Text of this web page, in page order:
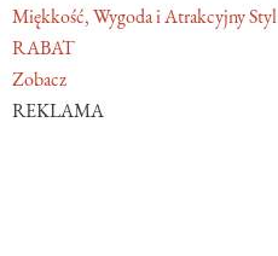
Miękkość, Wygoda i Atrakcyjny Styl
RABAT
Zobacz
REKLAMA